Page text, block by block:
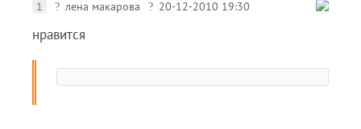
1 лена макарова 20-12-2010 19:30
нравится